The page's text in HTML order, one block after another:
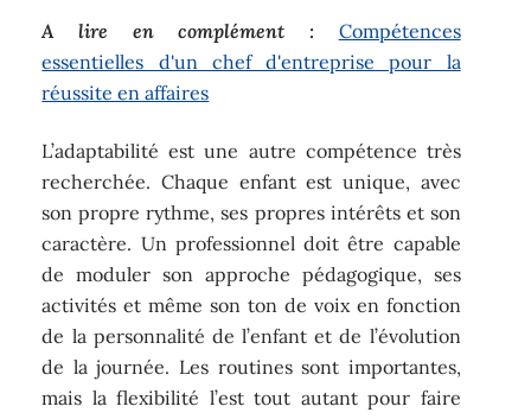
A lire en complément :
Compétences
essentielles d'un chef d'entreprise pour la
réussite en affaires
L’adaptabilité est une autre compétence très
recherchée. Chaque enfant est unique, avec
son propre rythme, ses propres intérêts et son
caractère. Un professionnel doit être capable
de moduler son approche pédagogique, ses
activités et même son ton de voix en fonction
de la personnalité de l’enfant et de l’évolution
de la journée. Les routines sont importantes,
mais la flexibilité l’est tout autant pour faire